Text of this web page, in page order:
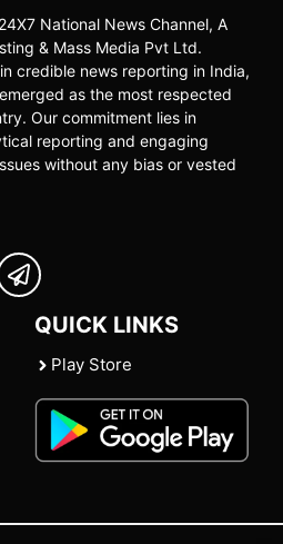
National News Channel, A
& Mass Media Pvt Ltd.
credible news reporting in India,
as the most respected
Our commitment lies in
reporting and engaging
without any bias or vested
QUICK LINKS
Play Store